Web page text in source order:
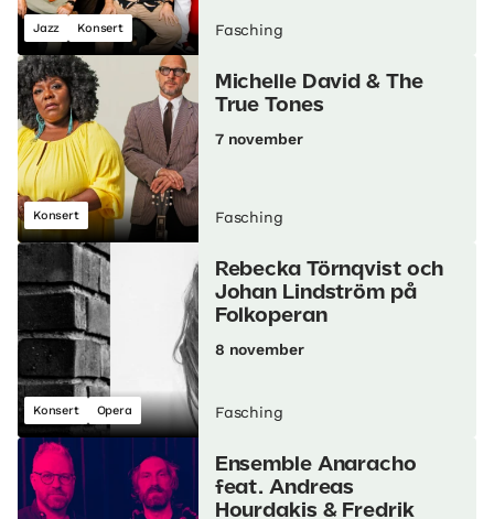
Jazz Konsert Fasching
Konsert
Michelle David & The
True Tones
7 november
Fasching
Konsert Opera
Rebecka Törnqvist och
Johan Lindström på
Folkoperan
8 november
Fasching
Ensemble Anaracho
feat. Andreas
Hourdakis & Fredrik